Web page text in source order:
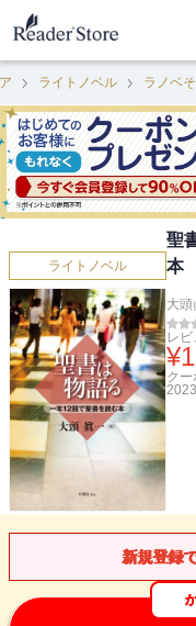
ライトノベル ラノベ
ライトノベル
聖
本
大
レビ
¥
クー
新規登録